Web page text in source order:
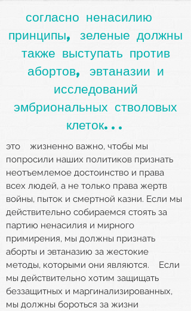
согласно ненасилию
принципы, зеленые должны
также выступать против
абортов, эвтаназии и
исследований
эмбриональных стволовых
клеток...
это
жизненно важно, чтобы мы
попросили наших политиков признать
неотъемлемое достоинство и права
всех людей, а не только права жертв
войны, пыток и смертной казни. Если мы
действительно собираемся стоять за
партию ненасилия и мирного
примирения, мы должны признать
аборты и эвтаназию за жестокие
методы, которыми они являются.
Если
мы действительно хотим защищать
беззащитных и маргинализированных,
мы должны бороться за жизни